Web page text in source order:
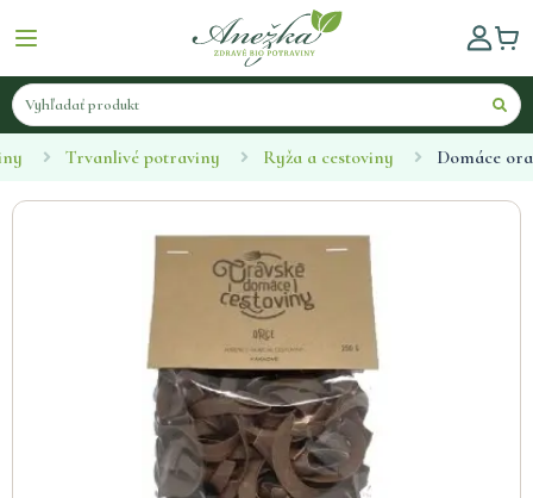
Trvanlivé potraviny Ryža a cestoviny Domáce